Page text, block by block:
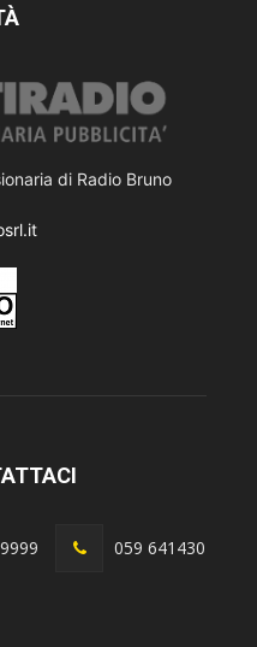
di Radio Bruno
059 641430